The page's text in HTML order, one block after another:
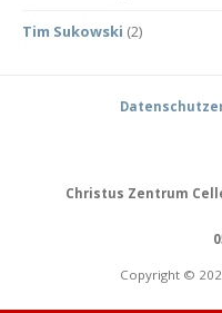
Tim Sukowski (2)
Christus Zentrum
Copyright ©